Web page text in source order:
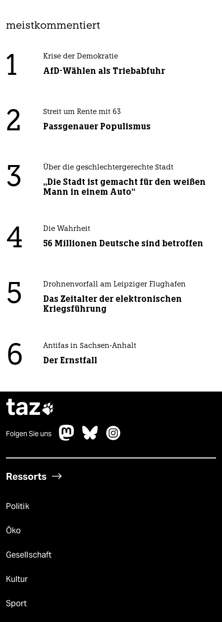
meistkommentiert
1 Krise der Demokratie
AfD-Wählen als Triebabfuhr
2 Streit um Rente mit 63
Passgenauer Populismus
3 Über die geschlechtergerechte Stadt
„Die Stadt ist gemacht für den weißen
Mann in einem Auto“
4 Die Wahrheit
56 Millionen Deutsche sind betroffen
5 Drohnenvorfall am Leipziger Flughafen
Das Zeitalter der elektronischen
Kriegsführung
6 Antifas in Sachsen-Anhalt
Der Ernstfall
taz
Folgen Sie uns
Ressorts
Politik
Öko
Gesellschaft
Kultur
Sport